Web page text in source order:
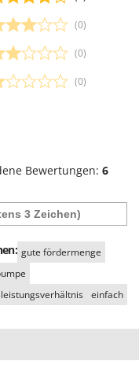
(0)
(0)
(0)
Bewertungen: 6
gute fördermenge
einfach